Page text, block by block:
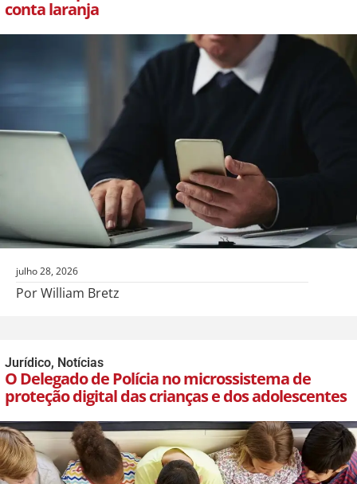
conta laranja
julho 28, 2026
Por William Bretz
Jurídico, Notícias
O Delegado de Polícia no microssistema de
proteção digital das crianças e dos adolescentes